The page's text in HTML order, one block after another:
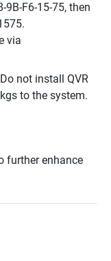
9B-F6-15-75, then
via
not install QVR
to the system.
further enhance